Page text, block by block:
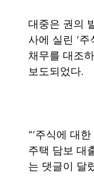
대중은 권의
사에 실린 ‘
채무를 대조
보도되었다.
“‘주식에 대
주택 담보 대
는 댓글이 달